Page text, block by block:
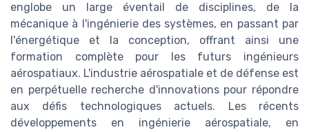
englobe un large éventail de disciplines, de la
mécanique à l'ingénierie des systèmes, en passant par
l'énergétique et la conception, offrant ainsi une
formation complète pour les futurs ingénieurs
aérospatiaux. L'industrie aérospatiale et de défense est
en perpétuelle recherche d'innovations pour répondre
aux défis technologiques actuels. Les récents
développements en ingénierie aérospatiale, en